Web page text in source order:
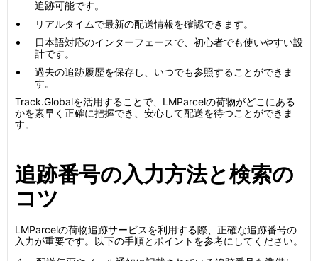
追跡可能です。
リアルタイムで最新の配送情報を確認できます。
日本語対応のインターフェースで、初心者でも使いやすい設
計です。
過去の追跡履歴を保存し、いつでも参照することができま
す。
Track.Globalを活用することで、LMParcelの荷物がどこにある
かを素早く正確に把握でき、安心して配送を待つことができま
す。
追跡番号の入力方法と検索の
コツ
LMParcelの荷物追跡サービスを利用する際、正確な追跡番号の
入力が重要です。以下の手順とポイントを参考にしてください。